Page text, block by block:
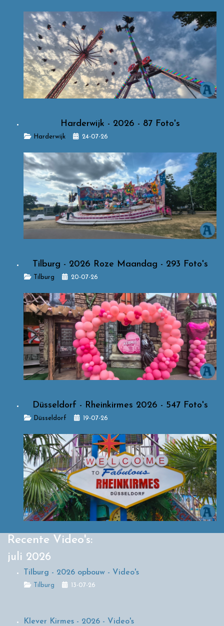
Harderwijk - 2026 - 87 Foto's
DetailsHarderwijk 24-07-26
Tilburg - 2026 Roze Maandag - 293 Foto's
Details
Tilburg 20-07-26
Düsseldorf - Rheinkirmes 2026 - 547 Foto's
DetailsDüsseldorf 19-07-26
Recente Video's:
juli 2026
Tilburg - 2026 opbouw - Video's
Details
Tilburg 13-07-26
Klever Kirmes - 2026 - Video's